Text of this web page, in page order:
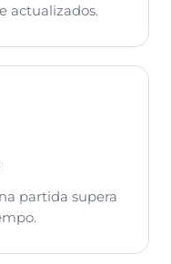
actualizados.
partida supera